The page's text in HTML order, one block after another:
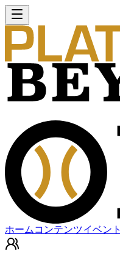
ホーム コンテンツイベント